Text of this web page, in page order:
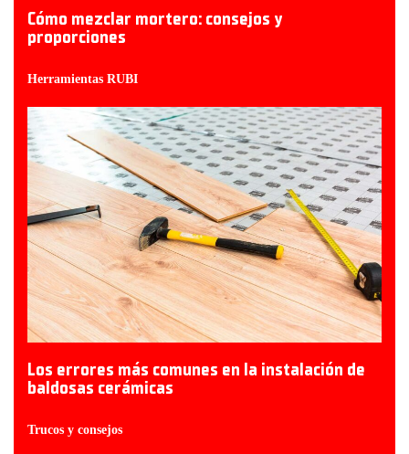
Cómo mezclar mortero: consejos y
proporciones
Herramientas RUBI
Los errores más comunes en la instalación de
baldosas cerámicas
Trucos y consejos